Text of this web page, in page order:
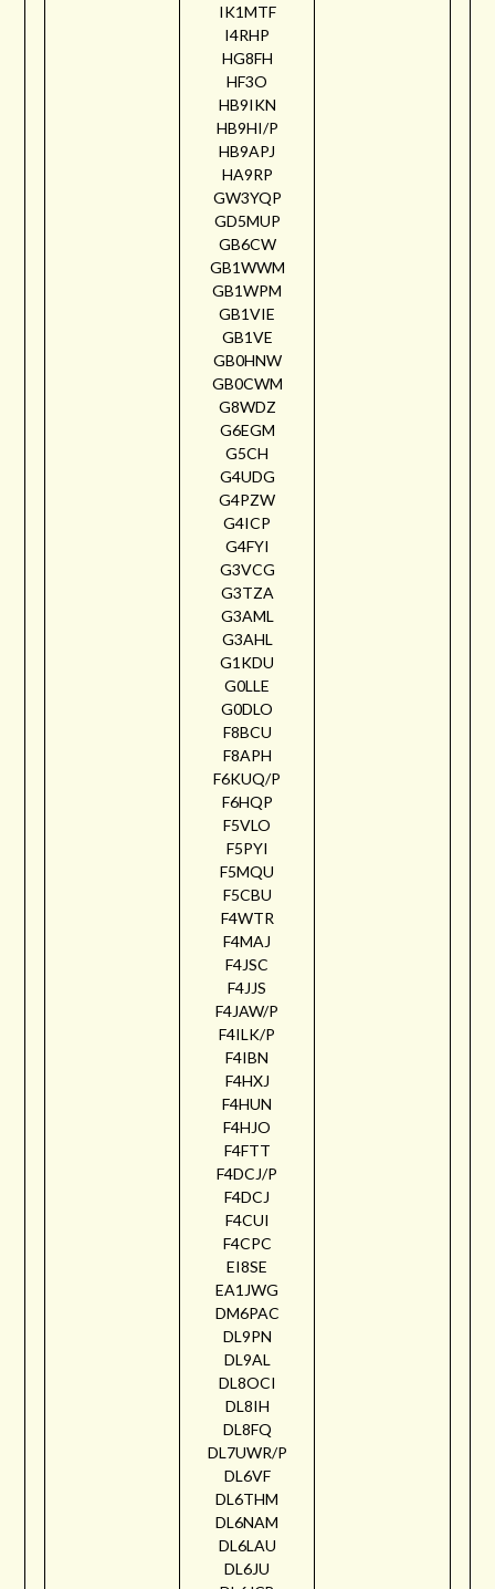
IK1MTF
I4RHP
HG8FH
HF3O
HB9IKN
HB9HI/P
HB9APJ
HA9RP
GW3YQP
GD5MUP
GB6CW
GB1WWM
GB1WPM
GB1VIE
GB1VE
GB0HNW
GB0CWM
G8WDZ
G6EGM
G5CH
G4UDG
G4PZW
G4ICP
G4FYI
G3VCG
G3TZA
G3AML
G3AHL
G1KDU
G0LLE
G0DLO
F8BCU
F8APH
F6KUQ/P
F6HQP
F5VLO
F5PYI
F5MQU
F5CBU
F4WTR
F4MAJ
F4JSC
F4JJS
F4JAW/P
F4ILK/P
F4IBN
F4HXJ
F4HUN
F4HJO
F4FTT
F4DCJ/P
F4DCJ
F4CUI
F4CPC
EI8SE
EA1JWG
DM6PAC
DL9PN
DL9AL
DL8OCI
DL8IH
DL8FQ
DL7UWR/P
DL6VF
DL6THM
DL6NAM
DL6LAU
DL6JU